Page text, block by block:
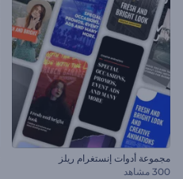
مجموعة أدوات إنستغرام ريلز
300 مشاهد